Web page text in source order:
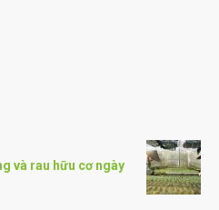
và rau hữu cơ ngày